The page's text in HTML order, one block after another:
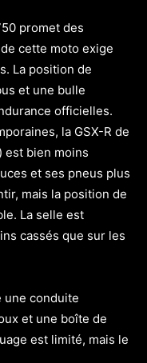
promet des
cette moto exige
La position de
et une bulle
officielles.
la GSX-R de
est bien moins
et ses pneus plus
mais la position de
La selle est
cassés que sur les
une conduite
et une boîte de
est limité, mais le